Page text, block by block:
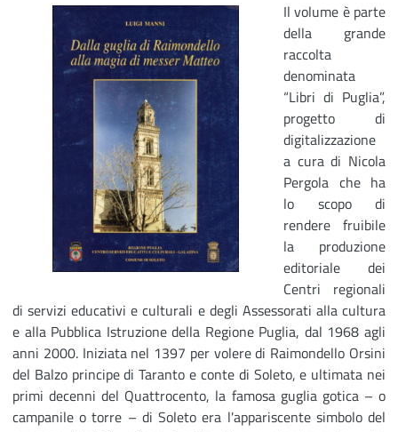
Il volume è parte
della grande
raccolta
denominata
“Libri di Puglia”,
progetto di
digitalizzazione
a cura di Nicola
Pergola che ha
lo scopo di
rendere fruibile
la produzione
editoriale dei
Centri regionali
di servizi educativi e culturali e degli Assessorati alla cultura
e alla Pubblica Istruzione della Regione Puglia, dal 1968 agli
anni 2000. Iniziata nel 1397 per volere di Raimondello Orsini
del Balzo principe di Taranto e conte di Soleto, e ultimata nei
primi decenni del Quattrocento, la famosa guglia gotica – o
campanile o torre – di Soleto era l'appariscente simbolo del